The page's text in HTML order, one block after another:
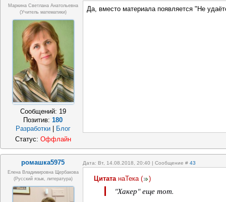
Маркина Светлана Анатольевна
(учитель математики)
Сообщений: 19
Позитив:180
Разработки
Блог
Да, вместо материала появляется "Не
Статус: Оффлайн
ромашка5975 Дата: Вт, 14.08.2018, 20:40 | Сообщение # 43
Елена Владимировна Щербакова
(русский язык, литература)
Цитата наТека( )
"Хакер" еще тот.